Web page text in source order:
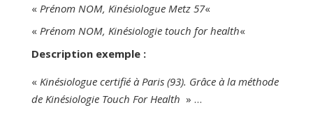
« Prénom NOM, Kinésiologue Metz 57«
« Prénom NOM, Kinésiologie touch for health«
Description exemple :
« Kinésiologue certifié à Paris (93). Grâce à la méthode
de Kinésiologie Touch For Health » …